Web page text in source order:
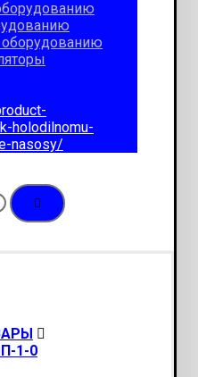
holodilnomu-
nasosy/
1-0